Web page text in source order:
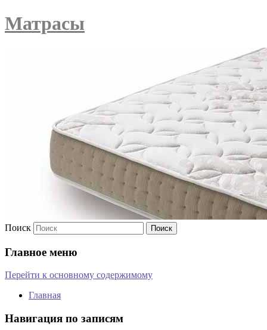
Матрасы
Поиск
Главное меню
Перейти к основному содержимому
Главная
Навигация по записям